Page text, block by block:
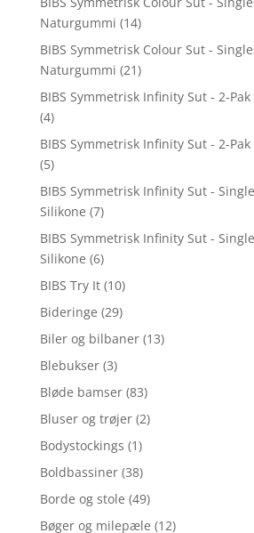
Naturgummi (14)
BIBS Symmetrisk Colour Sut -
Naturgummi (21)
BIBS Symmetrisk Infinity Sut - 2-
(4)
BIBS Symmetrisk Infinity Sut - 2-
(5)
BIBS Symmetrisk Infinity Sut -
Silikone (7)
BIBS Symmetrisk Infinity Sut -
Silikone (6)
BIBS Try It (10)
Bideringe (29)
Biler og bilbaner (13)
Blebukser (3)
Bløde bamser (83)
Bluser og trøjer (2)
Bodystockings (1)
Boldbassiner (38)
Borde og stole (49)
Bøger og milepæle (12)